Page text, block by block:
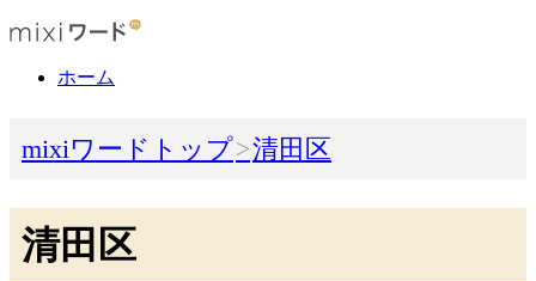
ホーム
mixiワードトップ 清田区
清田区